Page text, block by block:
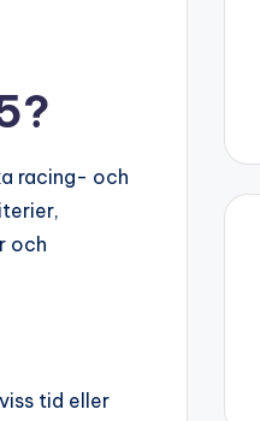
racing- och
och
tid eller